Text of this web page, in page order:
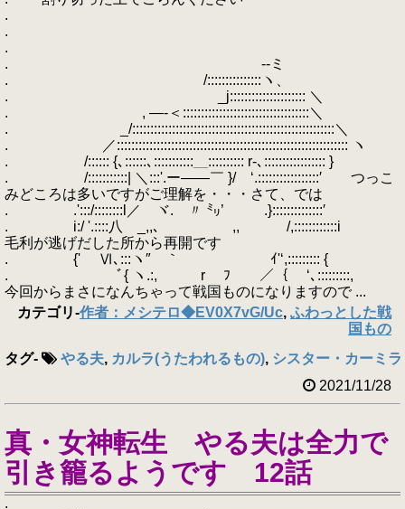
.
.
.
. --ミ
. /:::::::::::::::ヽ、
. _j::::::::::::::::::::: ＼
. , ―-＜:::::::::::::::::::::::::::::::::::＼
. _/::::::::::::::::::::::::::::::::::::::::::::::::::::::::＼
. ／:::::::::::::::::::::::::::::::::::::::::::::::::::::::::::::::: ヽ
. /:::::: {､::::::､:::::::::::＿:::::::::: r-､::::::::::::::::: }
. /:::::::::::| ＼:::'.ー――￣ }/ ‘.:::::::::::::::::′ つっこ
みどころは多いですがご理解を・・・さて、では
. .':::/::::::::l／ ヾ. 〃 ㍉’ .}::::::::::::::′
. i:/ '.::::八 _,,､ ,, /,::::::::::::i
毛利が逃げだした所から再開です
. {' Ⅵ､:::ヽ″ ｀ ｲ'‘,::::::::: {
. ﾞ{ ヽ.:, r ﾌ ／｛ ‘､:::::::::,
今回からまさになんちゃって戦国ものになりますので ...
カテゴリ-作者：メシテロ◆EV0X7vG/Uc, ふわっとした戦
国もの
タグ- やる夫, カルラ(うたわれるもの), シスター・カーミラ
2021/11/28
真・女神転生 やる夫は全力で
引き籠るようです 12話
.